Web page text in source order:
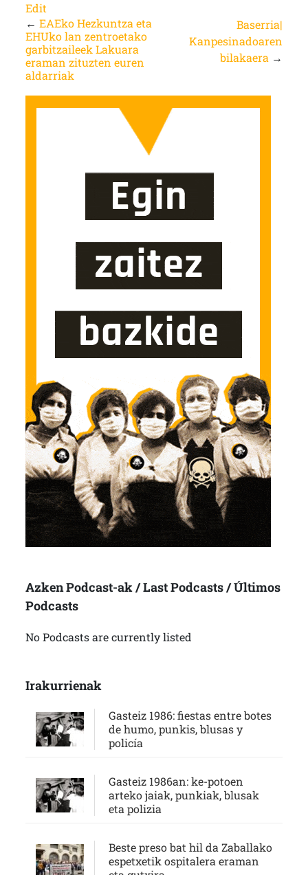
Edit
← EAEko Hezkuntza eta
EHUko lan zentroetako
garbitzaileek Lakuara
eraman zituzten euren
aldarriak
Baserria|
Kanpesinadoaren
bilakaera →
Azken Podcast-ak / Last Podcasts / Últimos
Podcasts
No Podcasts are currently listed
Irakurrienak
Gasteiz 1986: fiestas entre botes
de humo, punkis, blusas y
policía
Gasteiz 1986an: ke-potoen
arteko jaiak, punkiak, blusak
eta polizia
Beste preso bat hil da Zaballako
espetxetik ospitalera eraman